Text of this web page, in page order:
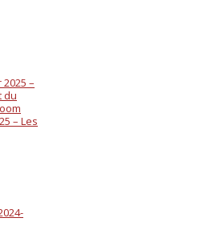
–
du
– Les